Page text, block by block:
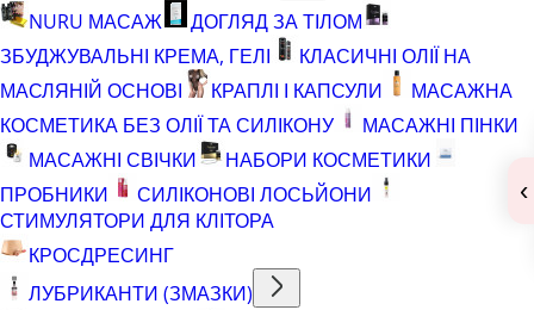
NURU МАСАЖ
ДОГЛЯД ЗА ТІЛОМ
ЗБУДЖУВАЛЬНІ КРЕМА, ГЕЛІ
КЛАСИЧНІ ОЛІЇ НА
МАСЛЯНІЙ ОСНОВІ
КРАПЛІ І КАПСУЛИ
МАСАЖНА
КОСМЕТИКА БЕЗ ОЛІЇ ТА СИЛІКОНУ
МАСАЖНІ ПІНКИ
МАСАЖНІ СВІЧКИ
НАБОРИ КОСМЕТИКИ
ПРОБНИКИ
СИЛІКОНОВІ ЛОСЬЙОНИ
СТИМУЛЯТОРИ ДЛЯ КЛІТОРА
КРОСДРЕСИНГ
ЛУБРИКАНТИ (ЗМАЗКИ)
‹